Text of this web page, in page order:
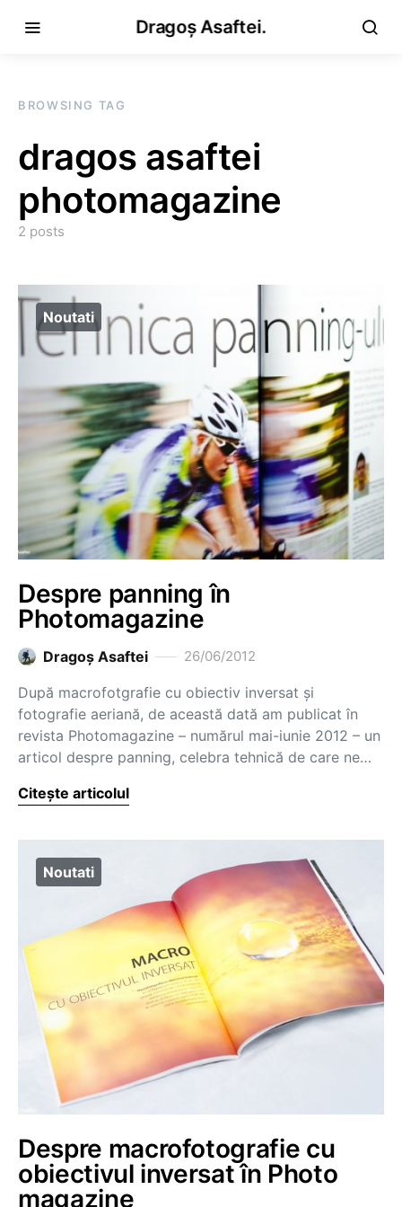
Dragoș Asaftei.
BROWSING TAG
dragos asaftei
photomagazine
2 posts
Noutati
Despre panning în
Photomagazine
Dragoş Asaftei 26/06/2012
După macrofotgrafie cu obiectiv inversat și
fotografie aeriană, de această dată am publicat în
revista Photomagazine – numărul mai-iunie 2012 – un
articol despre panning, celebra tehnică de care ne…
Citește articolul
Noutati
Despre macrofotografie cu
obiectivul inversat în Photo
magazine